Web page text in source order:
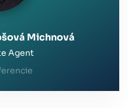
Michnová
Agent